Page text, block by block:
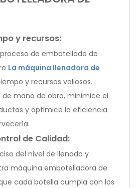
y recursos:
de embotellado de
La máquina llenadora de
y recursos valiosos.
de mano de obra, minimice el
y optimice la eficiencia
de Calidad:
del nivel de llenado y
máquina embotelladora de
cada botella cumpla con los